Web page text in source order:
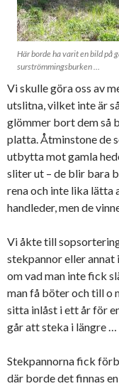
Här borde ha varit en bild på
surströmmingsburken …
Vi skulle göra oss av
utslitna, vilket inte är
glömmer bort dem så
platta. Åtminstone de
utbytta mot gamla
sliter ut – de blir bara
rena och inte lika lätta
handleder, men de
Vi åkte till
stekpannor eller
om vad man inte fick
man få böter och till o
sitta inlåst i ett år för
går att steka i längre …
Stekpannorna fick
där borde det finnas